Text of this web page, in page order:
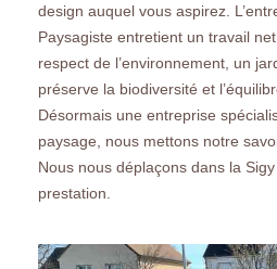
design auquel vous aspirez.
Paysagiste entretient un travail
respect de l’environnement, un
préserve la biodiversité et
Désormais une entreprise
paysage, nous mettons notre
Nous nous déplaçons dans la
prestation.